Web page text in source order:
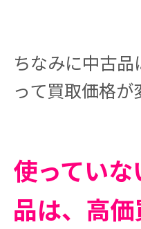
ちなみに中古品
って買取価格が
使ってい
品は、高